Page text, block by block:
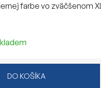
farbe vo zväčšenom XL
DO KOŠÍKA